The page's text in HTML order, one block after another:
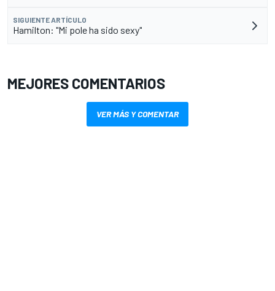
SIGUIENTE ARTÍCULO
Hamilton: "Mi pole ha sido sexy"
MEJORES COMENTARIOS
VER MÁS Y COMENTAR